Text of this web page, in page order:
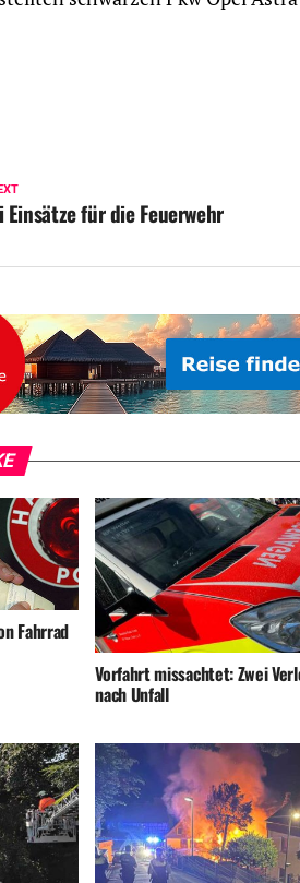
Einsätze für die Feuerwehr
Fahrrad
Vorfahrt missachtet: Zwei
nach Unfall